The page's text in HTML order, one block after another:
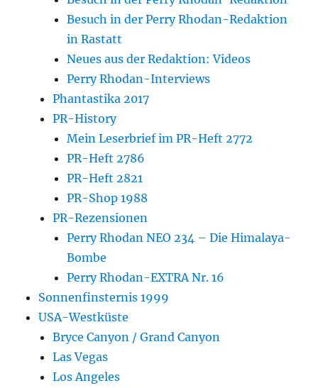
Besuch in der Perry Rhodan-Redaktion
in Rastatt
Neues aus der Redaktion: Videos
Perry Rhodan-Interviews
Phantastika 2017
PR-History
Mein Leserbrief im PR-Heft 2772
PR-Heft 2786
PR-Heft 2821
PR-Shop 1988
PR-Rezensionen
Perry Rhodan NEO 234 – Die Himalaya-
Bombe
Perry Rhodan-EXTRA Nr. 16
Sonnenfinsternis 1999
USA-Westküste
Bryce Canyon / Grand Canyon
Las Vegas
Los Angeles